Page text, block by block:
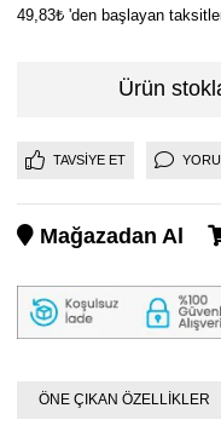
49,83₺ 'den başlayan
Ürün
TAVSIYE ET
Mağazadan Al
ÖNE ÇIKAN ÖZELLİKLER